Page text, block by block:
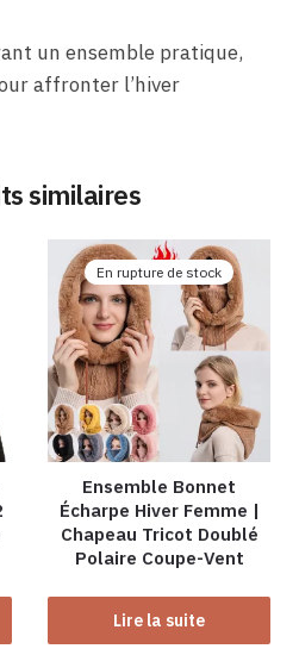
un ensemble pratique,
affronter l’hiver
similaires
En rupture de stock
Ensemble Bonnet
Écharpe Hiver Femme |
Chapeau Tricot Doublé
Polaire Coupe-Vent
Lire la suite